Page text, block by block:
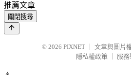
推薦文章
關閉搜尋
© 2026 PIXNET
文章與圖片
隱私權政策
服務